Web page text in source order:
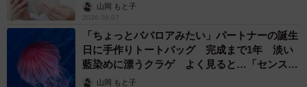
山岡 もと子
2026.08.07
「ちょっとババロアみたい」パートナーの誕生
日に手作りトートバッグ 完成まで1年 淡い
藍染めに漂うクラゲ よく見ると…「センスす
ごい」山岡 もと子